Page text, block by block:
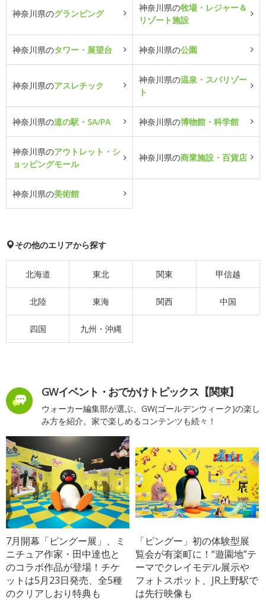
神奈川県のグランピング
神奈川県の牧場・レジャー＆
リゾート施設
神奈川県のタワー・展望台 神奈川県の公園
神奈川県のアスレチック
神奈川県の温泉・スパリゾー
ト
神奈川県の道の駅・SA/PA 神奈川県の博物館・科学館
神奈川県のアウトレット・シ
ョッピングモール
神奈川県の商業施設・百貨店
神奈川県の美術館
その他のエリアから探す
北海道 東北 関東 甲信越
北陸 東海 関西 中国
四国 九州・沖縄
GWイベント・おでかけトピックス【関東】
ウォーカー編集部が選ぶ、GW(ゴールデンウィーク)の楽し
み方を紹介。家で楽しめるコンテンツも続々！
7月開幕「ピングー展」、ミ
ニチュア作家・田中達也と
のコラボ作品が登場！チケ
ットは5月23日発売、全5種
のクリアしおり特典も
「ピングー」初の体験型展
覧会が有楽町に！“遊園地”テ
ーマでクレイモデル展示や
フォトスポット、JR上野駅で
は先行映像も